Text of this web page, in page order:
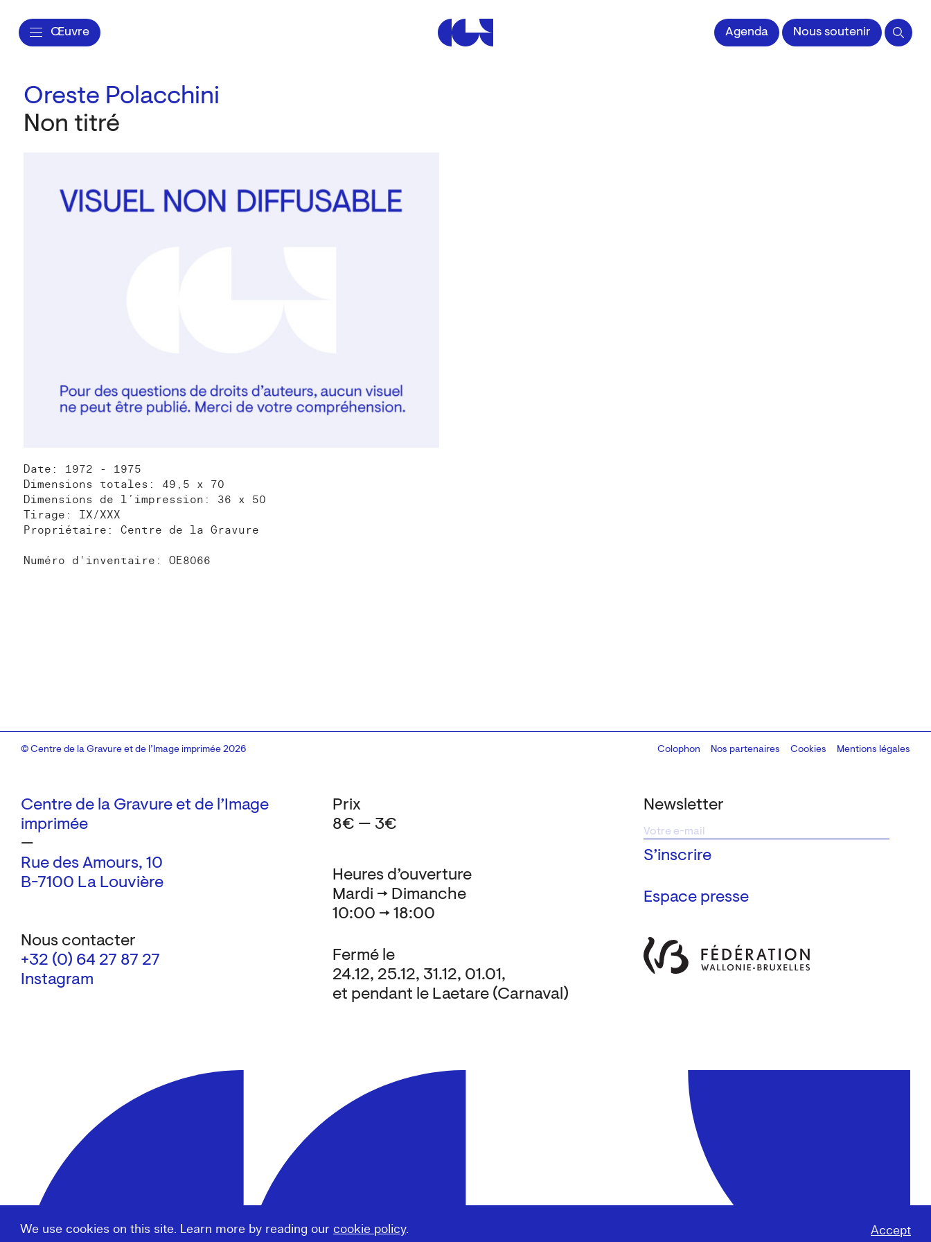
Œuvre Centre de la Gravure et de l'Image impriméeAgenda Nous soutenir
We use cookies on this site. Learn more by reading our cookie policy. Accept
Oreste Polacchini
Non titré
Date: 1972 - 1975
Dimensions totales: 49,5 x 70
Dimensions de l’impression: 36 x 50
Tirage: IX/XXX
Propriétaire: Centre de la Gravure
Numéro d'inventaire: OE8066
Centre de la Gravure et de l’Image
imprimée
—
Rue des Amours, 10
B-7100 La Louvière
Nous contacter
+32 (0) 64 27 87 27
Instagram
Newsletter
Espace presse
Heures d’ouverture
Mardi → Dimanche
10:00 → 18:00
Fermé le
24.12, 25.12, 31.12, 01.01,
et pendant le Laetare (Carnaval)
Prix
8€ — 3€
© Centre de la Gravure et de l’Image imprimée 2026 Colophon
Design:Marcel Kaczmarek, code:8080.studio
Nos partenaires Cookies Mentions légales